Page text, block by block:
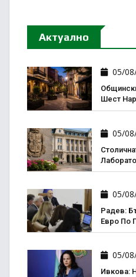
Актуално
05/
Шест
05/
05/
Радев:
Евро По
05/
Ивкова: